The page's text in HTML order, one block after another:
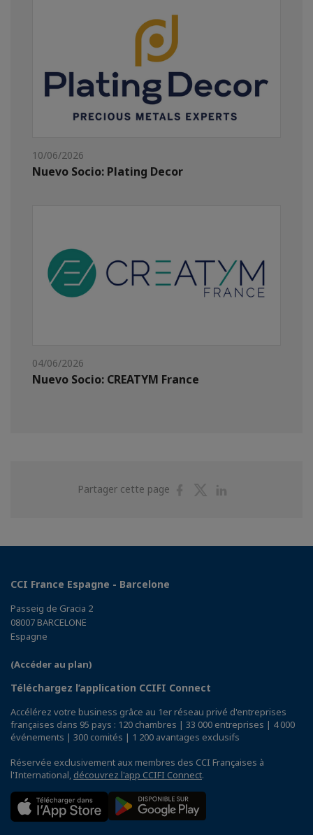
10/06/2026
Nuevo Socio: Plating Decor
04/06/2026
Nuevo Socio: CREATYM France
Partager cette page
PartagerPartager
CCI France Espagne - Barcelone
Passeig de Gracia 2
08007 BARCELONE
Espagne
(Accéder au plan)
Téléchargez l’application CCIFI Connect
Accélérez votre business grâce au 1er réseau privé d'entreprises
françaises dans 95 pays : 120 chambres | 33 000 entreprises | 4 000
événements | 300 comités | 1 200 avantages exclusifs
Réservée exclusivement aux membres des CCI Françaises à
l'International, découvrez l'app CCIFI Connect.